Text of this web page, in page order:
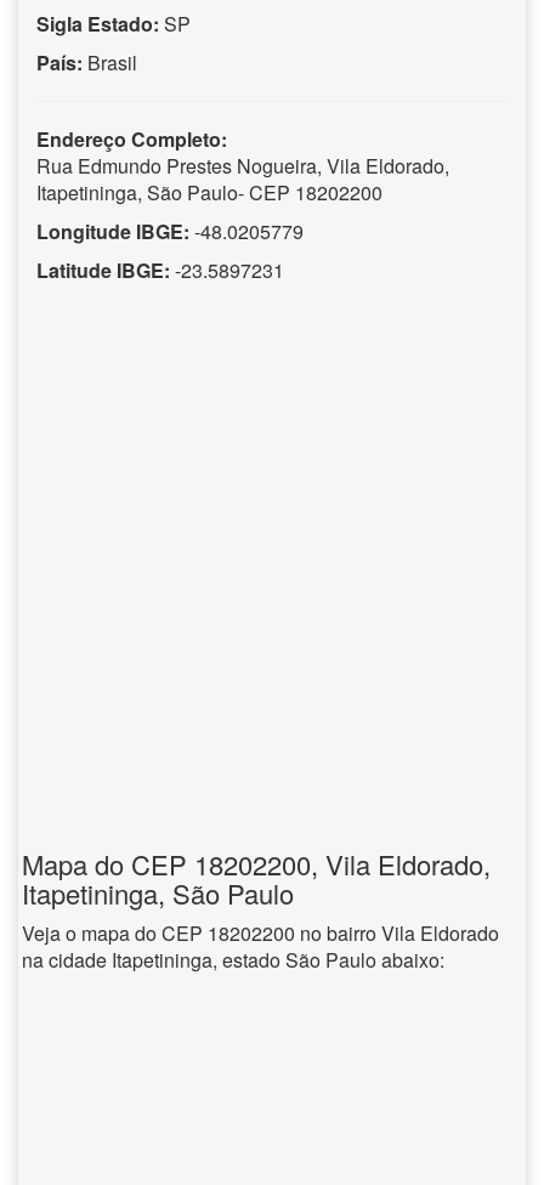
Sigla Estado: SP
País: Brasil
Endereço Completo:
Rua Edmundo Prestes Nogueira, Vila Eldorado,
Itapetininga, São Paulo- CEP 18202200
Longitude IBGE: -48.0205779
Latitude IBGE: -23.5897231
Mapa do CEP 18202200, Vila Eldorado,
Itapetininga, São Paulo
Veja o mapa do CEP 18202200 no bairro Vila Eldorado
na cidade Itapetininga, estado São Paulo abaixo: